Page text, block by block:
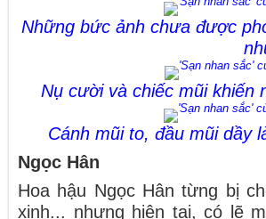
Những bức ảnh chưa được
Nụ cười và chiếc mũi khiến
Cánh mũi to, đầu mũi dầy
Ngọc Hân
Hoa hậu Ngọc Hân từng bị
xinh... nhưng hiện tại, có lẽ